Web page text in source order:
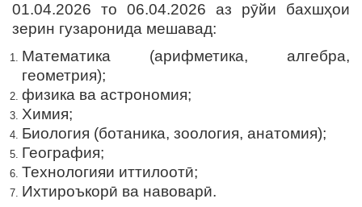
01.04.2026 то 06.04.2026 аз рӯйи бахшҳои
зерин гузаронида мешавад:
Математика (арифметика, алгебра,
геометрия);
физика ва астрономия;
Химия;
Биология (ботаника, зоология, анатомия);
География;
Технологияи иттилоотӣ;
Ихтироъкорӣ ва навоварӣ.